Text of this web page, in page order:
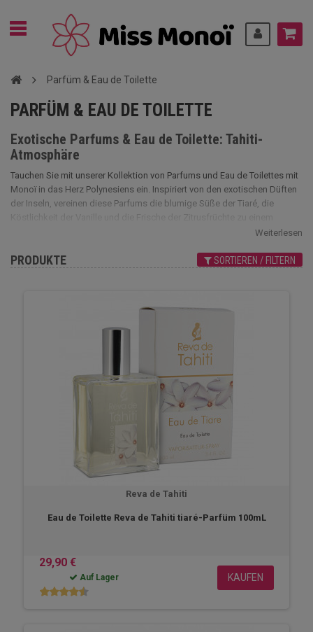
Parfüm & Eau de Toilette
PARFÜM & EAU DE TOILETTE
Exotische Parfums & Eau de Toilette: Tahiti-
Atmosphäre
Tauchen Sie mit unserer Kollektion von Parfums und Eau de Toilettes mit
Monoï in das Herz Polynesiens ein. Inspiriert von den exotischen Düften
der Inseln, vereinen diese Parfums die blumige Süße der Tiaré, die
betörenden, sonnigen Duft. Ob ein leichtes, erfrischendes Eau de
die ganze Magie von Monoï. Schon beim ersten Aufsprühen erinnern
Weiterlesen
PRODUKTE SORTIEREN / FILTERN
Reva de Tahiti
Eau de Toilette Reva de Tahiti tiaré-Parfüm 100mL
29,90 €
Auf Lager KAUFEN